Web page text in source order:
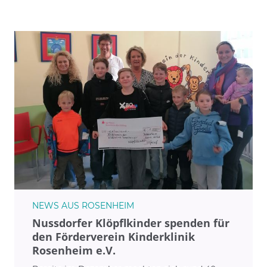
hochkomplexen Patientinnen und Patienten
fürsorglich behandelt, darunter viele
Frühgeborene mit einem Geburtsgewicht
deutlich unter 1000 Gramm.
NEWS AUS ROSENHEIM
Nussdorfer Klöpflkinder spenden für
den Förderverein Kinderklinik
Rosenheim e.V.